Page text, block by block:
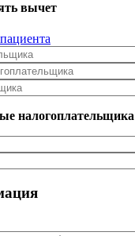
вычет
налогоплательщика